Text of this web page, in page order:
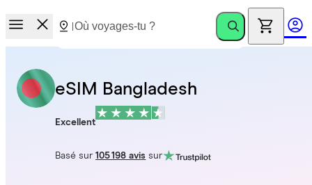
eSIM Bangladesh
Excellent
Basé sur105 198 avis sur